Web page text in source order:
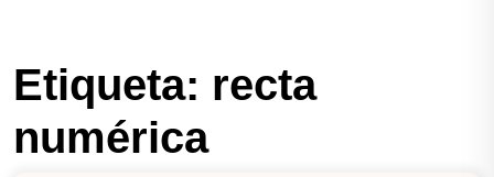
Etiqueta: recta
numérica